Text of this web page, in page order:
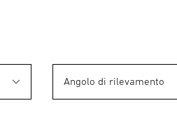
Angolo di rilevamento